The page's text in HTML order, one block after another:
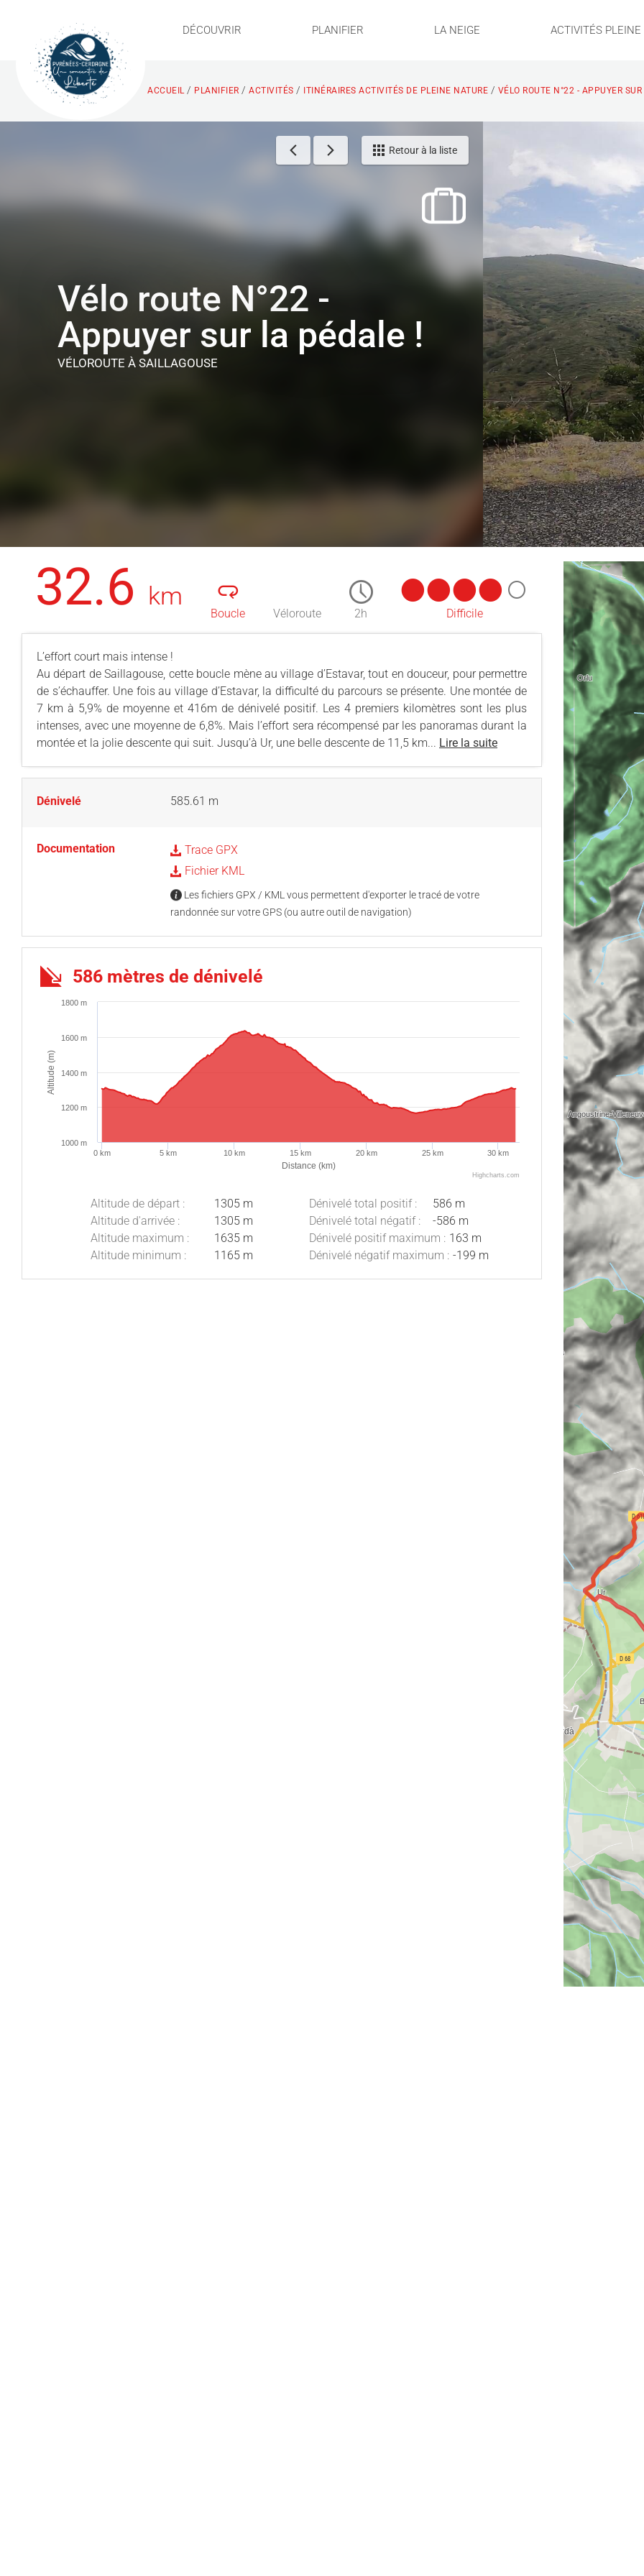
DÉCOUVRIR PLANIFIER LA NEIGE ACTIVITÉS
ACCUEIL / PLANIFIER / ACTIVITÉS / ITINÉRAIRES ACTIVITÉS DE PLEINE NATURE / VÉLO ROUTE N°22 - APPUYER
Retour à la liste
Vélo route N°22 -
Appuyer sur la pédale !
VÉLOROUTE À SAILLAGOUSE
32.6 km
Boucle Véloroute 2h Difficile
L’effort court mais intense !
Au départ de Saillagouse, cette boucle mène au village d’Estavar, tout en douceur, pour permettre
de s’échauffer. Une fois au village d’Estavar, la difficulté du parcours se présente. Une montée de
7 km à 5,9% de moyenne et 416m de dénivelé positif. Les 4 premiers kilomètres sont les plus
intenses, avec une moyenne de 6,8%. Mais l’effort sera récompensé par les panoramas durant la
montée et la jolie descente qui suit. Jusqu’à Ur, une belle descente de 11,5 km... Lire la suite
Dénivelé 585.61 m
Documentation
Trace GPX
Fichier KML
Les fichiers GPX / KML vous permettent d'exporter le tracé de votre
randonnée sur votre GPS (ou autre outil de navigation)
586 mètres de dénivelé
Distance (km)
Altitude (m)
0 km 5 km 10 km 15 km 20 km 25 km 30 km
1000 m
1200 m
1400 m
1600 m
1800 m
Highcharts.com
Altitude de départ :
1305 m
Altitude d'arrivée :
1305 m
Altitude maximum :
1635 m
Altitude minimum :
1165 m
Dénivelé total positif :
586 m
Dénivelé total négatif :
-586 m
Dénivelé positif maximum : 163 m
Dénivelé négatif maximum : -199 m